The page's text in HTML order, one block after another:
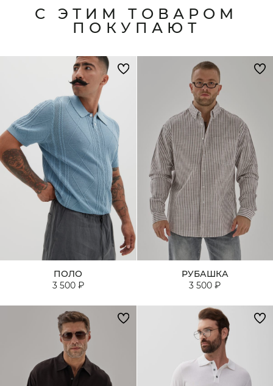
С ЭТИМ ТОВАРОМ
ПОКУПАЮТ
ПОЛО
3 500 ₽
РУБАШКА
3 500 ₽